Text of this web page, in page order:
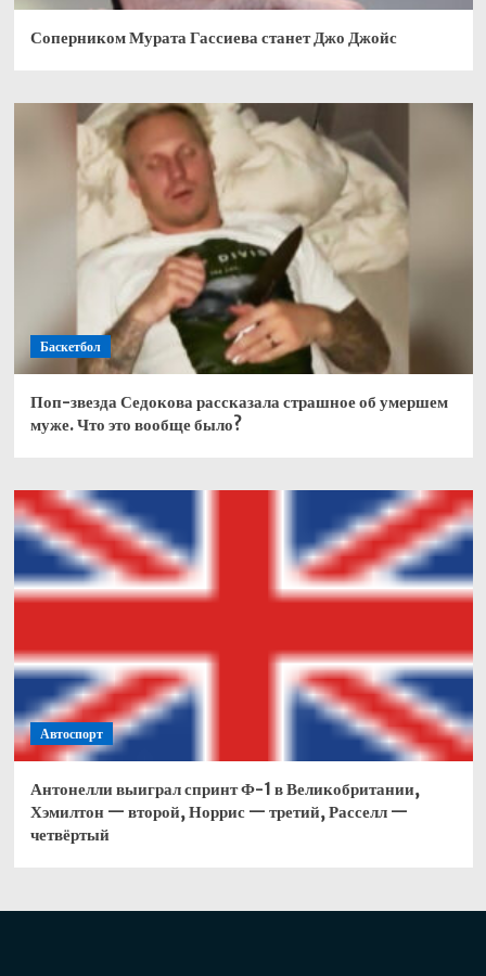
Соперником Мурата Гассиева станет Джо Джойс
Баскетбол
Поп-звезда Седокова рассказала страшное об умершем
муже. Что это вообще было?
Автоспорт
Антонелли выиграл спринт Ф-1 в Великобритании,
Хэмилтон — второй, Норрис — третий, Расселл —
четвёртый